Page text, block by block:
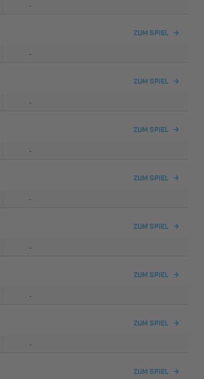
-
ZUM SPIEL
-
ZUM SPIEL
-
ZUM SPIEL
-
ZUM SPIEL
-
ZUM SPIEL
-
ZUM SPIEL
-
ZUM SPIEL
-
ZUM SPIEL